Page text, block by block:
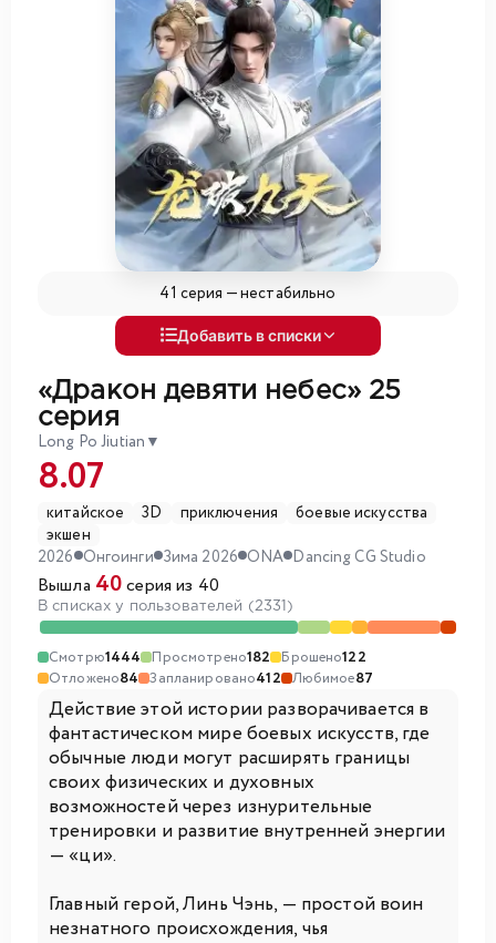
41 серия —нестабильно
Добавить в списки
«Дракон девяти небес»25
серия
Long Po Jiutian ▼
8.07
китайское 3D приключения
боевые искусства
экшен
2026 Онгоинги Зима 2026 ONA Dancing CG Studio
Вышла 40серия из 40
В списках у пользователей (2331)
Смотрю1444 Просмотрено182 Брошено122
Отложено84 Запланировано412 Любимое87
Действие этой истории разворачивается в
фантастическом мире боевых искусств, где
обычные люди могут расширять границы
своих физических и духовных
возможностей через изнурительные
тренировки и развитие внутренней энергии
— «ци».
Главный герой, Линь Чэнь, — простой воин
незнатного происхождения, чья